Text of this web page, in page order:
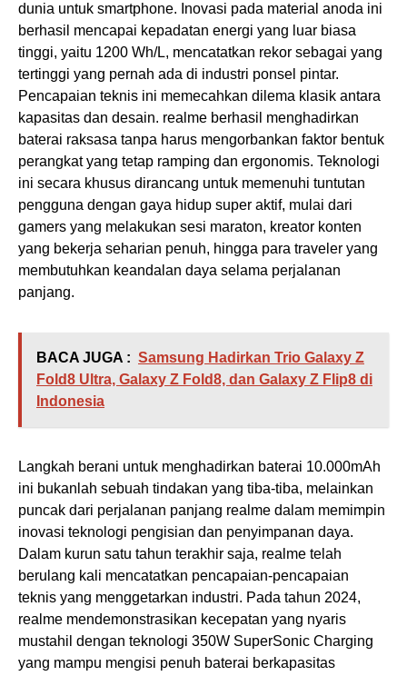
dunia untuk smartphone. Inovasi pada material anoda ini
berhasil mencapai kepadatan energi yang luar biasa
tinggi, yaitu 1200 Wh/L, mencatatkan rekor sebagai yang
tertinggi yang pernah ada di industri ponsel pintar.
Pencapaian teknis ini memecahkan dilema klasik antara
kapasitas dan desain. realme berhasil menghadirkan
baterai raksasa tanpa harus mengorbankan faktor bentuk
perangkat yang tetap ramping dan ergonomis. Teknologi
ini secara khusus dirancang untuk memenuhi tuntutan
pengguna dengan gaya hidup super aktif, mulai dari
gamers yang melakukan sesi maraton, kreator konten
yang bekerja seharian penuh, hingga para traveler yang
membutuhkan keandalan daya selama perjalanan
panjang.
BACA JUGA : Samsung Hadirkan Trio Galaxy Z
Fold8 Ultra, Galaxy Z Fold8, dan Galaxy Z Flip8 di
Indonesia
Langkah berani untuk menghadirkan baterai 10.000mAh
ini bukanlah sebuah tindakan yang tiba-tiba, melainkan
puncak dari perjalanan panjang realme dalam memimpin
inovasi teknologi pengisian dan penyimpanan daya.
Dalam kurun satu tahun terakhir saja, realme telah
berulang kali mencatatkan pencapaian-pencapaian
teknis yang menggetarkan industri. Pada tahun 2024,
realme mendemonstrasikan kecepatan yang nyaris
mustahil dengan teknologi 350W SuperSonic Charging
yang mampu mengisi penuh baterai berkapasitas